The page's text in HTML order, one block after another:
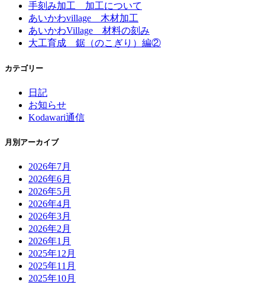
手刻み加工 加工について
あいかわvillage 木材加工
あいかわVillage 材料の刻み
大工育成 鋸（のこぎり）編②
カテゴリー
日記
お知らせ
Kodawari通信
月別アーカイブ
2026年7月
2026年6月
2026年5月
2026年4月
2026年3月
2026年2月
2026年1月
2025年12月
2025年11月
2025年10月